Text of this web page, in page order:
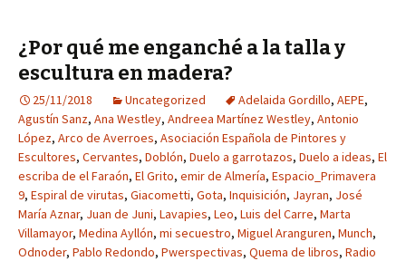
¿Por qué me enganché a la talla y
escultura en madera?
25/11/2018 Uncategorized Adelaida Gordillo, AEPE,
Agustín Sanz, Ana Westley, Andreea Martínez Westley, Antonio
López, Arco de Averroes, Asociación Española de Pintores y
Escultores, Cervantes, Doblón, Duelo a garrotazos, Duelo a ideas, El
escriba de el Faraón, El Grito, emir de Almería, Espacio_Primavera
9, Espiral de virutas, Giacometti, Gota, Inquisición, Jayran, José
María Aznar, Juan de Juni, Lavapies, Leo, Luis del Carre, Marta
Villamayor, Medina Ayllón, mi secuestro, Miguel Aranguren, Munch,
Odnoder, Pablo Redondo, Pwerspectivas, Quema de libros, Radio